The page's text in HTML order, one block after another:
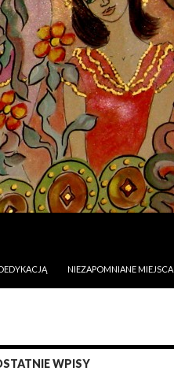
NIEZAPOMNIANE MIEJSCA
WPISY